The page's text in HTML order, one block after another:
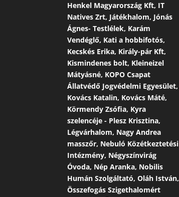
Henkel Magyarország Kft, IT
Natives Zrt, Játékhalom, Jónás
Ágnes- Testlélek, Karám
Vendéglő, Kati a hobbifotós,
Kecskés Erika, Király-pár Kft,
Kismindenes bolt, Kleineizel
Mátyásné, KOPO Csapat
Állatvédő Jogvédelmi Egyesület,
Kovács Katalin, Kovács Máté,
Körmendy Zsófia, Kyra
szelencéje - Plesz Krisztina,
Légvárhalom, Nagy Andrea
masszőr, Nebuló Közétkeztetési
Intézmény, Négyszínvirág
Óvoda, Nép Aranka, Nobilis
Humán Szolgáltató, Oláh István,
Összefogás Szigethalomért